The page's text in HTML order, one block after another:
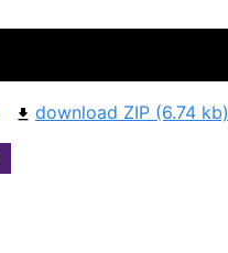
download ZIP (6.74 kb)